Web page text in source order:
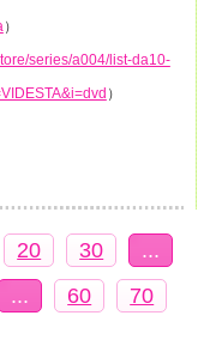
）
series/a004/list-da10-
）
20 30
...
... 60
70